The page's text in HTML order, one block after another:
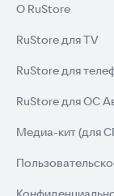
О RuStore
RuStore для TV
RuStore для
RuStore для ОС
Медиа-кит (для